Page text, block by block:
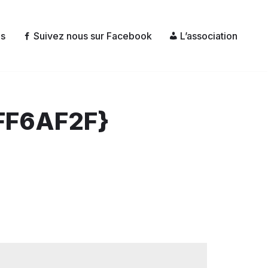
Suivez nous sur Facebook L’association